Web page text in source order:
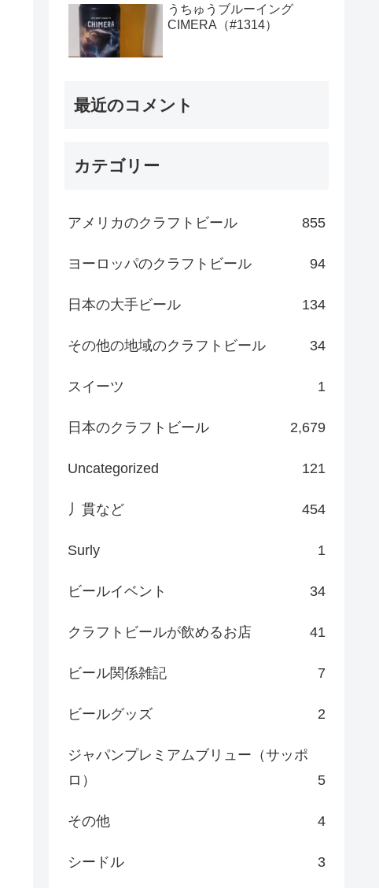
うちゅうブルーイング
CIMERA（#1314）
最近のコメント
カテゴリー
アメリカのクラフトビール 855
ヨーロッパのクラフトビール 94
日本の大手ビール 134
その他の地域のクラフトビール 34
スイーツ 1
日本のクラフトビール 2,679
Uncategorized 121
丿貫など 454
Surly 1
ビールイベント 34
クラフトビールが飲めるお店 41
ビール関係雑記 7
ビールグッズ 2
ジャパンプレミアムブリュー（サッポ
ロ）
5
その他 4
シードル 3